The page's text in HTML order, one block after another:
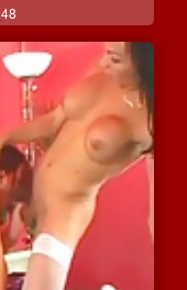
7248